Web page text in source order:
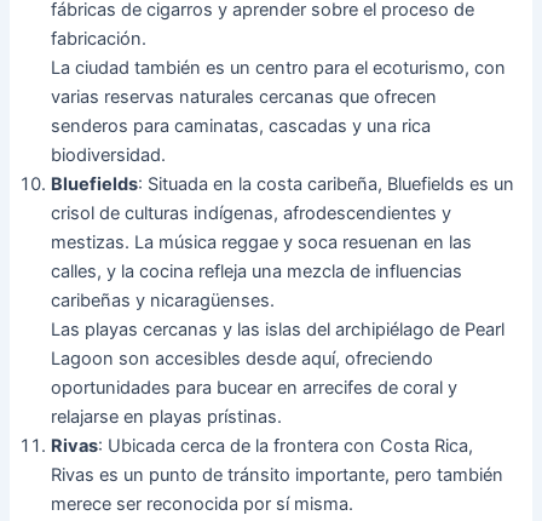
fábricas de cigarros y aprender sobre el proceso de
fabricación.
La ciudad también es un centro para el ecoturismo, con
varias reservas naturales cercanas que ofrecen
senderos para caminatas, cascadas y una rica
biodiversidad.
Bluefields: Situada en la costa caribeña, Bluefields es un
crisol de culturas indígenas, afrodescendientes y
mestizas. La música reggae y soca resuenan en las
calles, y la cocina refleja una mezcla de influencias
caribeñas y nicaragüenses.
Las playas cercanas y las islas del archipiélago de Pearl
Lagoon son accesibles desde aquí, ofreciendo
oportunidades para bucear en arrecifes de coral y
relajarse en playas prístinas.
Rivas: Ubicada cerca de la frontera con Costa Rica,
Rivas es un punto de tránsito importante, pero también
merece ser reconocida por sí misma.